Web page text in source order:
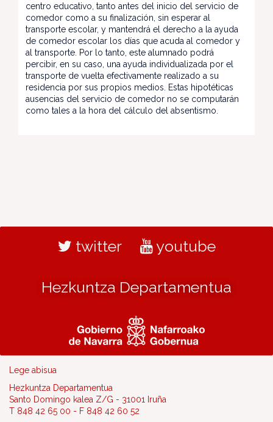
centro educativo, tanto antes del inicio del servicio de
comedor como a su finalización, sin esperar al
transporte escolar, y mantendrá el derecho a la ayuda
de comedor escolar los días que acuda al comedor y
al transporte. Por lo tanto, este alumnado podrá
percibir, en su caso, una ayuda individualizada por el
transporte de vuelta efectivamente realizado a su
residencia por sus propios medios. Estas hipotéticas
ausencias del servicio de comedor no se computarán
como tales a la hora del cálculo del absentismo.
twitter youtube
Hezkuntza Departamentua
Lege abisua
Hezkuntza Departamentua
Santo Domingo kalea Z/G - 31001 Iruña
T 848 42 65 00 - F 848 42 60 52